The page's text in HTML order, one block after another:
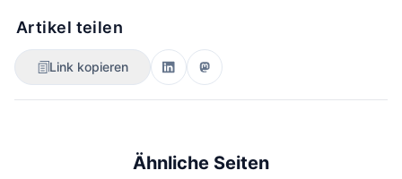
Artikel teilen
Link kopieren
Ähnliche Seiten